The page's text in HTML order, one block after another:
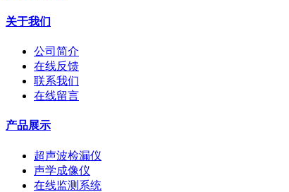
关于我们
公司简介
在线反馈
联系我们
在线留言
产品展示
超声波检漏仪
声学成像仪
在线监测系统